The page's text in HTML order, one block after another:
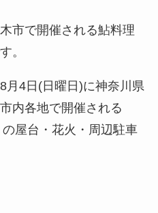
市で開催される鮎料理
。
月4日(日曜日)に神奈川県
内各地で開催される
の屋台・花火・周辺駐車